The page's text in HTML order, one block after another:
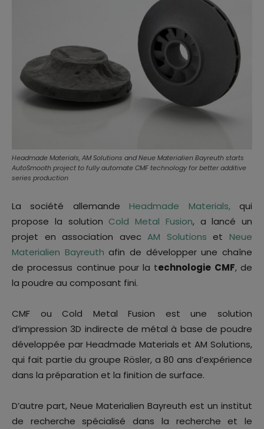
Headmade Materials, AM Solutions and Neue Materialien Bayreuth starts
AutoSmooth project to fully automate CMF technology for better additive
series production
La société allemandeHeadmade Materials,qui
propose la solution Cold Metal Fusion, a lancé un
projet en association avecAM Solutions etNeue
Materialien Bayreuthafin de développer une chaîne
de processus continue pour la technologie CMF, de
la poudre au composant fini.
CMF ou Cold Metal Fusion est une solution
d’impression 3D indirecte de métal à base de poudre
développée par Headmade Materials et AM Solutions,
qui fait partie du groupe Rösler, a 80 ans d’expérience
dans la préparation et la finition de surface.
D’autre part, Neue Materialien Bayreuth est un institut
de recherche spécialisé dans la recherche et le